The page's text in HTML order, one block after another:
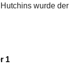
wurde der
1